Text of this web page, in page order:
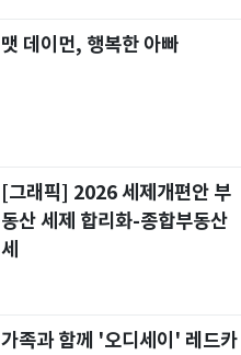
맷 데이먼, 행복한 아빠
[그래픽] 2026 세제개편안 부
동산 세제 합리화-종합부동산
세
가족과 함께 '오디세이' 레드카